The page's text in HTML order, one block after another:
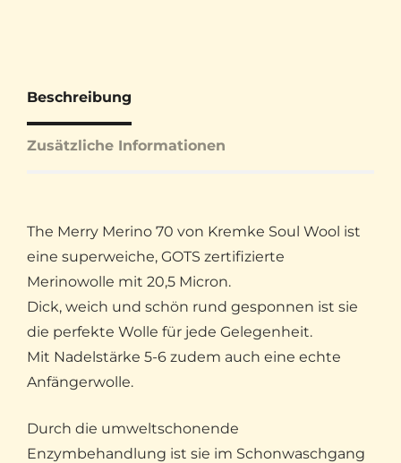
Beschreibung
Zusätzliche Informationen
The Merry Merino 70 von Kremke Soul Wool ist
eine superweiche, GOTS zertifizierte
Merinowolle mit 20,5 Micron.
Dick, weich und schön rund gesponnen ist sie
die perfekte Wolle für jede Gelegenheit.
Mit Nadelstärke 5-6 zudem auch eine echte
Anfängerwolle.
Durch die umweltschonende
Enzymbehandlung ist sie im Schonwaschgang